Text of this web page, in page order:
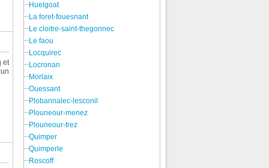
et
Huelgoat
La foret-fouesnant
Le cloitre-saint-thegonnec
Le faou
Locquirec
Locronan
Morlaix
Ouessant
Plobannalec-lesconil
Plouneour-menez
Plouneour-trez
Quimper
Quimperle
Roscoff